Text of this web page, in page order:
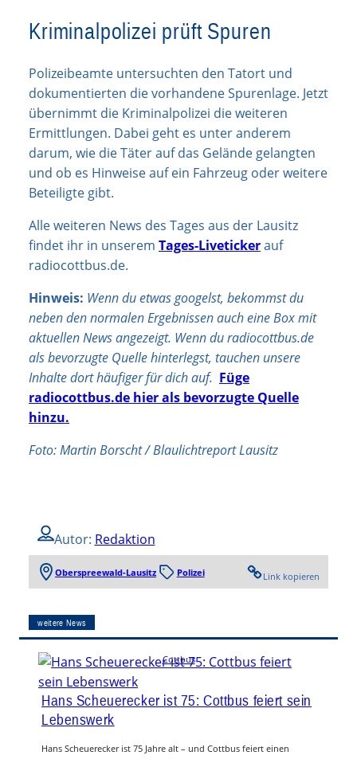
Kriminalpolizei prüft Spuren
Polizeibeamte untersuchten den Tatort und
dokumentierten die vorhandene Spurenlage. Jetzt
übernimmt die Kriminalpolizei die weiteren
Ermittlungen. Dabei geht es unter anderem
darum, wie die Täter auf das Gelände gelangten
und ob es Hinweise auf ein Fahrzeug oder weitere
Beteiligte gibt.
Alle weiteren News des Tages aus der Lausitz
findet ihr in unserem Tages-Livetickerauf
radiocottbus.de.
Hinweis: Wenn du etwas googelst, bekommst du
neben den normalen Ergebnissen auch eine Box mit
aktuellen News angezeigt. Wenn du radiocottbus.de
als bevorzugte Quelle hinterlegst, tauchen unsere
Inhalte dort häufiger für dich auf. Füge
radiocottbus.de hier als bevorzugte Quelle
hinzu.
Foto: Martin Borscht / Blaulichtreport Lausitz
Autor: Redaktion
Oberspreewald-Lausitz Polizei Link kopieren
weitere News
Cottbus
Hans Scheuerecker ist 75: Cottbus feiert sein
Lebenswerk
Hans Scheuerecker ist 75 Jahre alt – und Cottbus feiert einen